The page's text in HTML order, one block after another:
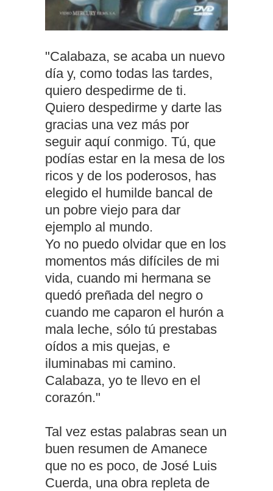
"Calabaza, se acaba un nuevo
día y, como todas las tardes,
quiero despedirme de ti.
Quiero despedirme y darte las
gracias una vez más por
seguir aquí conmigo. Tú, que
podías estar en la mesa de los
ricos y de los poderosos, has
elegido el humilde bancal de
un pobre viejo para dar
ejemplo al mundo.
Yo no puedo olvidar que en los
momentos más difíciles de mi
vida, cuando mi hermana se
quedó preñada del negro o
cuando me caparon el hurón a
mala leche, sólo tú prestabas
oídos a mis quejas, e
iluminabas mi camino.
Calabaza, yo te llevo en el
corazón."
Tal vez estas palabras sean un
buen resumen de Amanece
que no es poco, de José Luis
Cuerda, una obra repleta de